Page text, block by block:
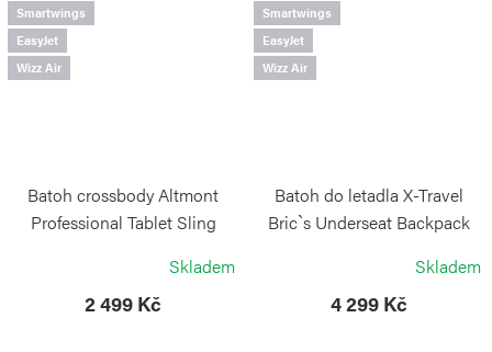
Smartwings
EasyJet
Wizz Air
Batoh crossbody Altmont
Professional Tablet Sling
Skladem
2 499 Kč
Smartwings
EasyJet
Wizz Air
Batoh do letadla X-Travel
Bric`s Underseat Backpack
Skladem
4 299 Kč